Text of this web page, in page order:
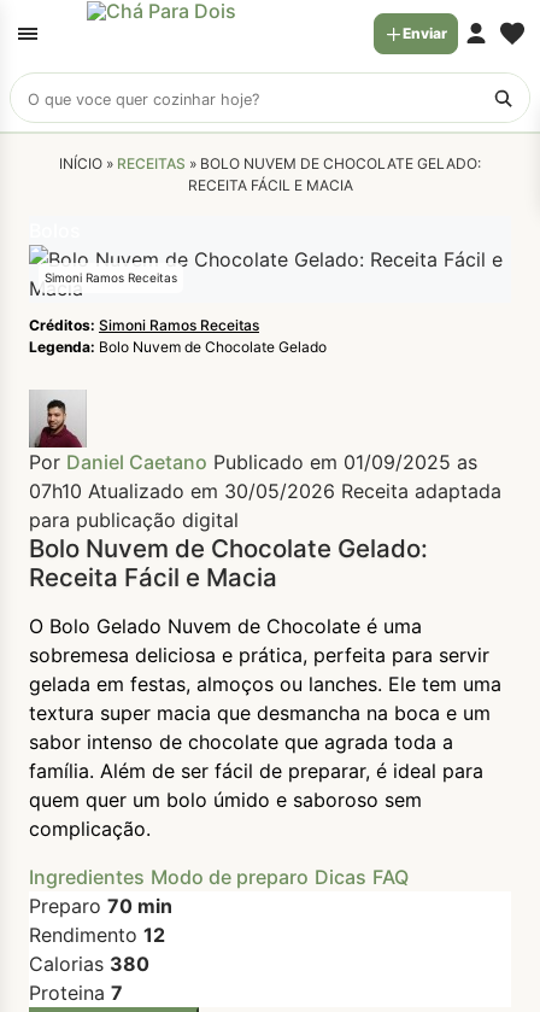
Buscar
receitas
Enviar
INÍCIO » RECEITAS » BOLO NUVEM DE CHOCOLATE GELADO:
RECEITA FÁCIL E MACIA
Simoni Ramos Receitas
Créditos: Simoni Ramos Receitas
Legenda: Bolo Nuvem de Chocolate Gelado
Por Daniel Caetano Publicado em 01/09/2025 as
07h10 Atualizado em 30/05/2026 Receita adaptada
para publicação digital
Bolo Nuvem de Chocolate Gelado:
Receita Fácil e Macia
O Bolo Gelado Nuvem de Chocolate é uma
sobremesa deliciosa e prática, perfeita para servir
gelada em festas, almoços ou lanches. Ele tem uma
textura super macia que desmancha na boca e um
sabor intenso de chocolate que agrada toda a
família. Além de ser fácil de preparar, é ideal para
quem quer um bolo úmido e saboroso sem
complicação.
Ingredientes Modo de preparo Dicas FAQ
Preparo 70 min
Rendimento 12
Calorias 380
Proteina 7